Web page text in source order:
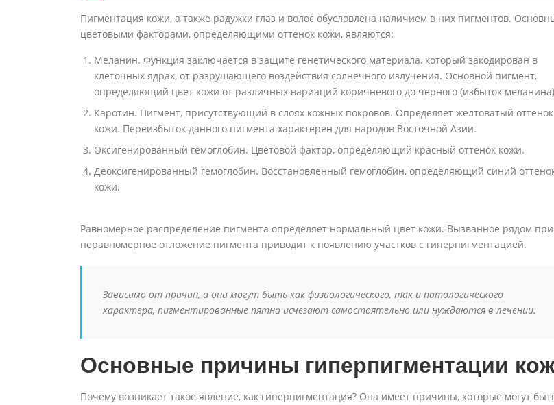
Пигментация кожи, а также радужки глаз и волос обусловлена наличием в них пигментов.
цветовыми факторами, определяющими оттенок кожи, являются:
Меланин. Функция заключается в защите генетического материала, который закодирован в
клеточных ядрах, от разрушающего воздействия солнечного излучения. Основной пигмент,
определяющий цвет кожи от различных вариаций коричневого до черного (избыток
Каротин. Пигмент, присутствующий в слоях кожных покровов. Определяет желтоватый оттенок
кожи. Переизбыток данного пигмента характерен для народов Восточной Азии.
Оксигенированный гемоглобин. Цветовой фактор, определяющий красный оттенок кожи.
Деоксигенированный гемоглобин. Восстановленный гемоглобин, определяющий синий
кожи.
Равномерное распределение пигмента определяет нормальный цвет кожи. Вызванное рядом
неравномерное отложение пигмента приводит к появлению участков с гиперпигментацией.
Зависимо от причин, а они могут быть как физиологического, так и патологического
характера, пигментированные пятна исчезают самостоятельно или нуждаются в лечении.
Основные причины гиперпигментации
Почему возникает такое явление, как гиперпигментация? Она имеет причины, которые могут